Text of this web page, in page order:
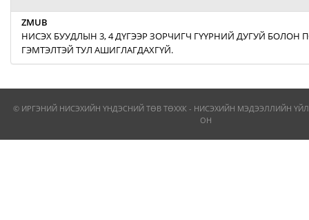
ZMUB
НИСЭХ БУУДЛЫН 3, 4 ДҮГЭЭР ЗОРЧИГЧ ГҮҮРНИЙ ДУГУЙ БОЛОН
ГЭМТЭЛТЭЙ ТУЛ АШИГЛАГДАХГҮЙ.
© ИРГЭНИЙ НИСЭХИЙН ҮНДЭСНИЙ ТӨВ ТӨХХК - НИСЭХИЙН МЭДЭЭЛЛИЙН
ОН